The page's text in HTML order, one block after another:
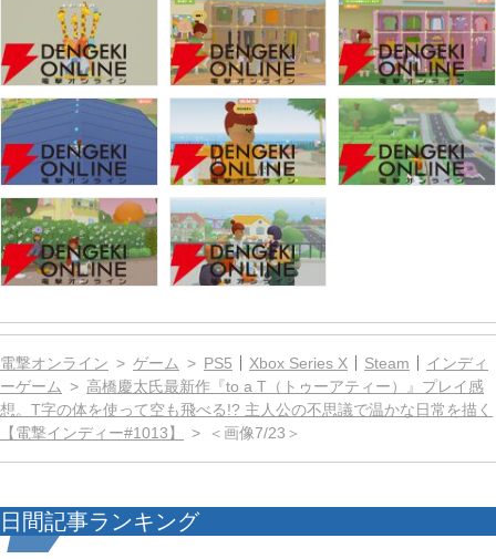
電撃オンライン ゲーム PS5 Xbox Series X Steam
インディ
ーゲーム
高橋慶太氏最新作『to a T（トゥーアティー）』プレイ感
想。T字の体を使って空も飛べる!? 主人公の不思議で温かな日常を描く
【電撃インディー#1013】
＜画像7/23＞
日間記事ランキング